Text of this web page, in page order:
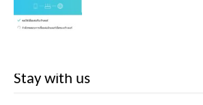
Stay with us